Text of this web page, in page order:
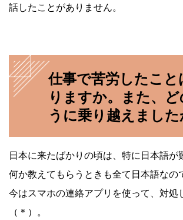
話したことがありません。
仕事で苦労したこと
りますか。また、ど
うに乗り越えました
日本に来たばかりの頃は、特に日本語が
何か教えてもらうときも全て日本語なの
今はスマホの連絡アプリを使って、対処
（＊）。